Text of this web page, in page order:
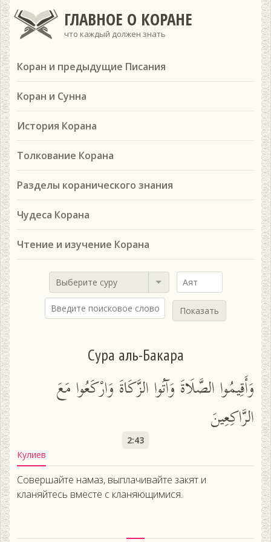
ГЛАВНОЕ О КОРАНЕ
что каждый должен знать
Коран и предыдущие Писания
Коран и Сунна
История Корана
Толкование Корана
Разделы коранического знания
Чудеса Корана
Чтение и изучение Корана
Выберите суру
Показать
Сура аль-Бакара
وَأَقِيمُوا الصَّلَاةَ وَآتُوا الزَّكَاةَ وَارْكَعُوا مَعَ
الرَّاكِعِينَ
2:43
Кулиев
Совершайте намаз, выплачивайте закят и
кланяйтесь вместе с кланяющимися.